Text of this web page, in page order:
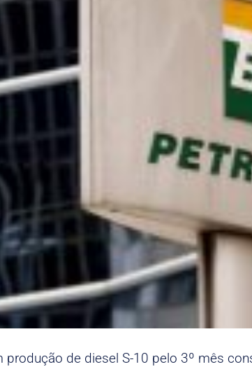
produção de diesel S-10 pelo 3º mês